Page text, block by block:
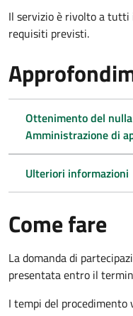
Il servizio è rivolto a tutti
requisiti previsti.
Ottenimento del
Amministrazione di
Ulteriori informazioni
Come fare
La domanda di
presentata entro il
I tempi del procedimento